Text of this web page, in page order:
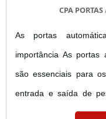
CPA PORTAS
As portas
importância As portas
são essenciais para
entrada e saída de
Além da